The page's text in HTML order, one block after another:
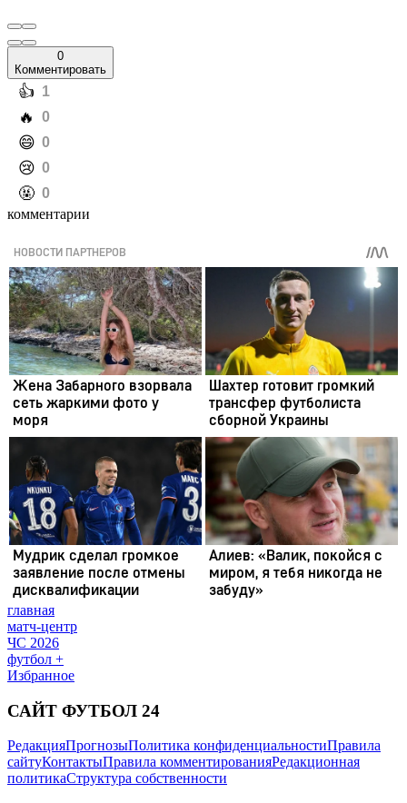
0
Комментировать
️👍 1
️🔥 0
️😄 0
️😢 0
️🤬 0
комментарии
главная
матч-центр
ЧС 2026
футбол +
Избранное
САЙТ ФУТБОЛ 24
РедакцияПрогнозыПолитика конфиденциальностиПравила
сайтуКонтактыПравила комментированияРедакционная
политикаСтруктура собственности